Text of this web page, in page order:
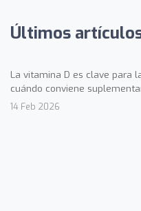
Últimos
La vitamina D es clave para
cuándo conviene
14 Feb 2026